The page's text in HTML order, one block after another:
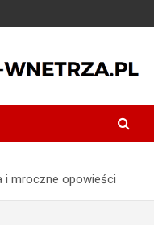
i mroczne opowieści